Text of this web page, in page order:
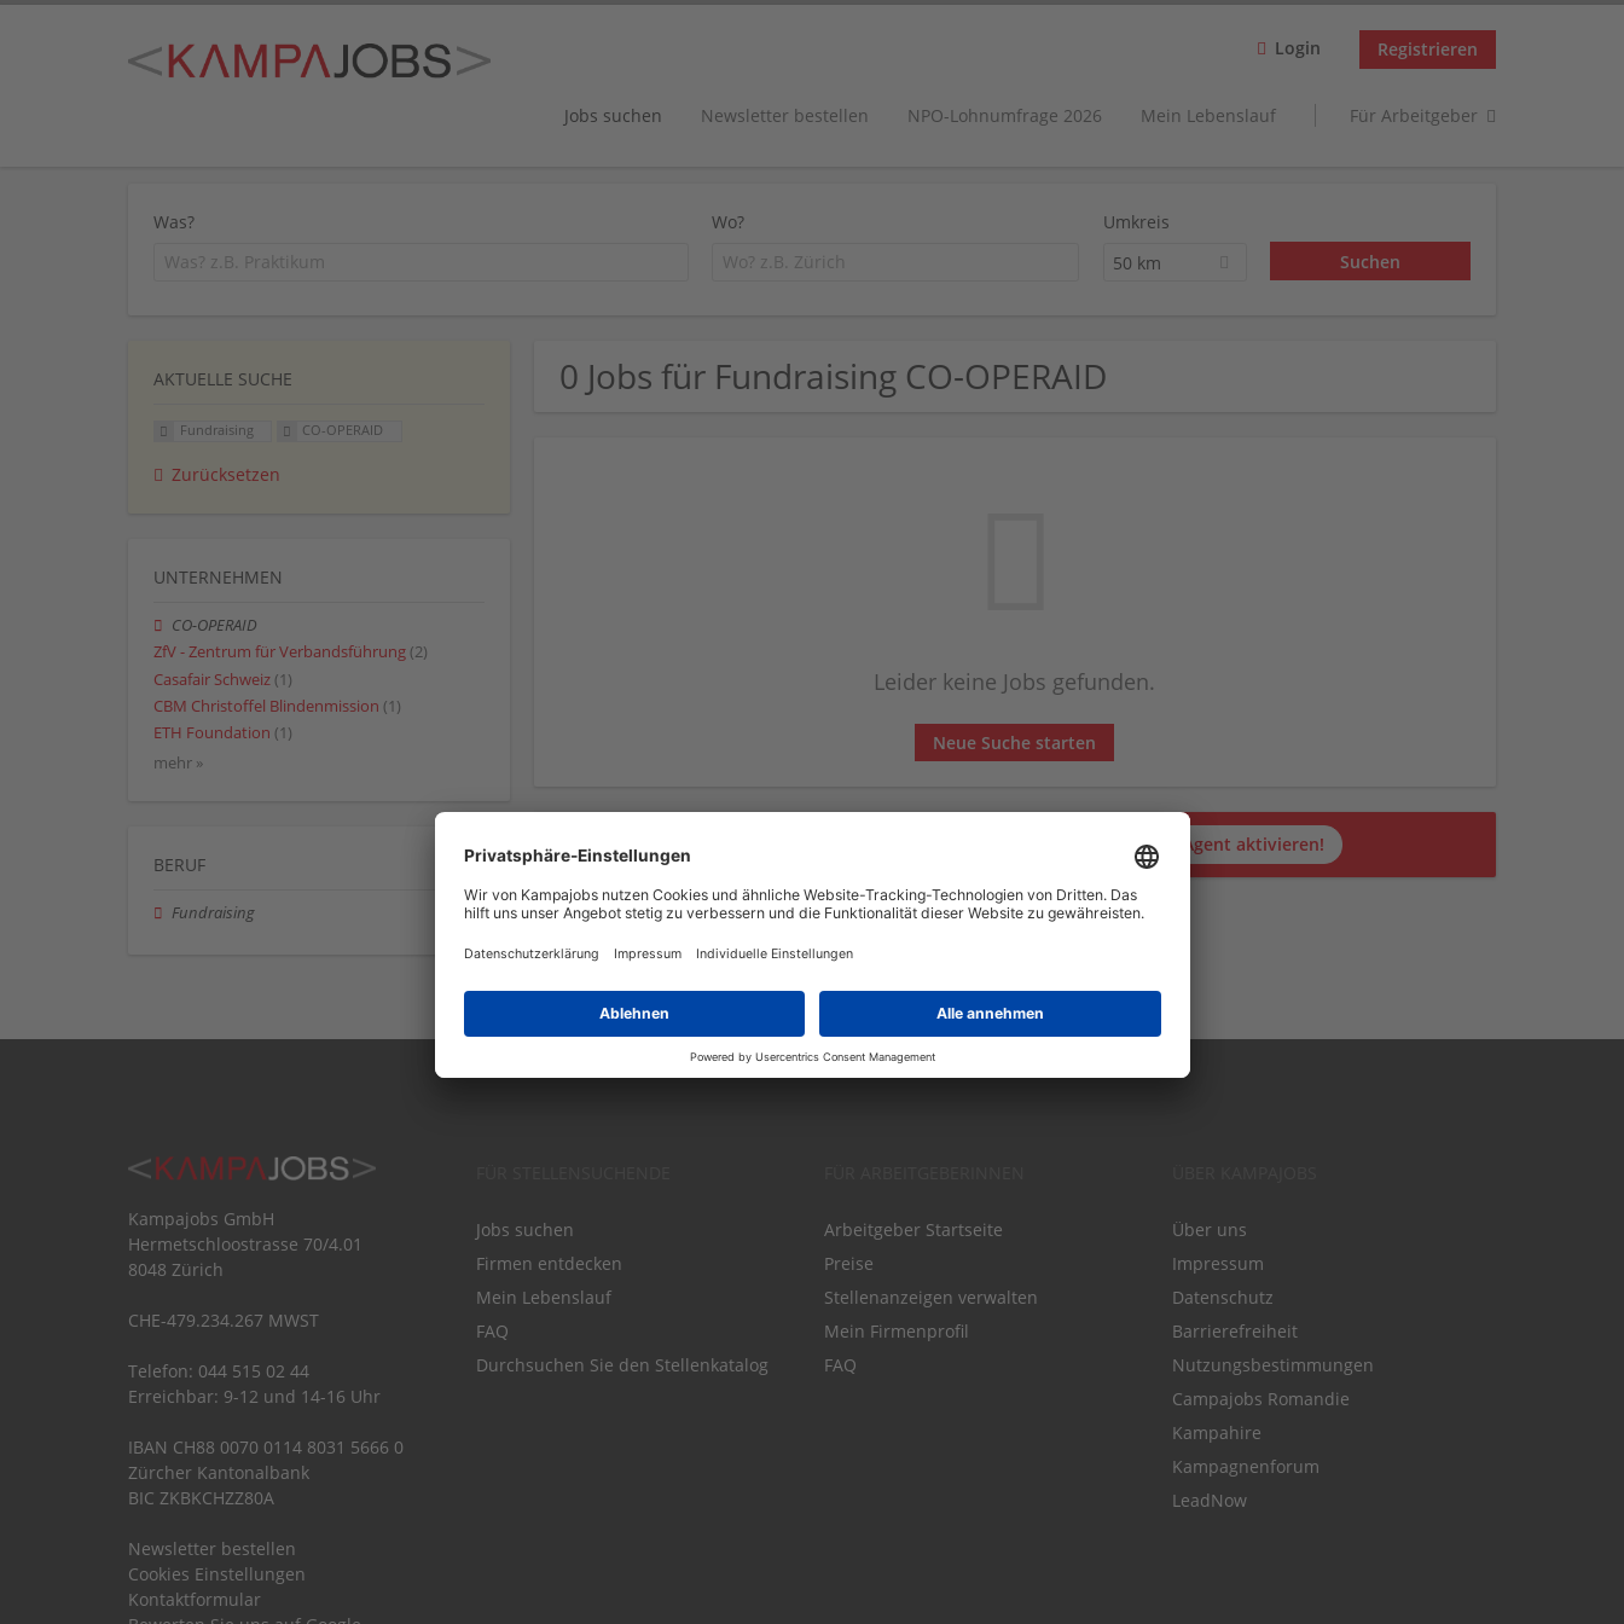
Login Registrieren
Jobs suchen Newsletter bestellen NPO-Lohnumfrage 2026 Mein Lebenslauf Für Arbeitgeber
Was? Wo?
Umkreis
50 km
0 Jobs für Fundraising CO-OPERAID
Leider keine Jobs gefunden.
Neue Suche starten
Jetzt JobAgent aktivieren!
AKTUELLE SUCHE
Fundraising CO-OPERAID
Zurücksetzen
UNTERNEHMEN
CO-OPERAID
ZfV - Zentrum für Verbandsführung (2)
Casafair Schweiz (1)
CBM Christoffel Blindenmission (1)
ETH Foundation (1)
mehr »
BERUF
Fundraising
Kampajobs GmbH
Hermetschloostrasse 70/4.01
8048 Zürich
CHE-479.234.267 MWST
Telefon: 044 515 02 44
Erreichbar: 9-12 und 14-16 Uhr
IBAN CH88 0070 0114 8031 5666 0
Zürcher Kantonalbank
BIC ZKBKCHZZ80A
Newsletter bestellen
Cookies Einstellungen
Kontaktformular
Jobs suchen
Firmen entdecken
Mein Lebenslauf
FAQ
Durchsuchen Sie den Stellenkatalog
Arbeitgeber Startseite
Preise
Stellenanzeigen verwalten
Mein Firmenprofil
FAQ
Über uns
Impressum
Datenschutz
Barrierefreiheit
Nutzungsbestimmungen
Campajobs Romandie
Kampahire
Kampagnenforum
LeadNow